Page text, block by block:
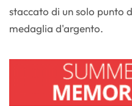
staccato di un solo punto
medaglia d'argento.